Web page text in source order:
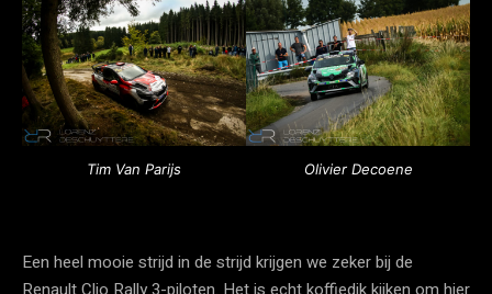
Tim Van Parijs Olivier Decoene
Een heel mooie strijd in de strijd krijgen we zeker bij de